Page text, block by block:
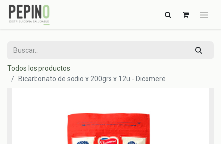
Todos los productos
Bicarbonato de sodio x 200grs x 12u - Dicomere